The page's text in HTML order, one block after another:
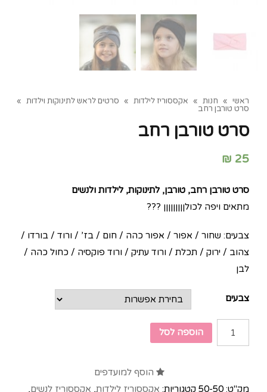
ראשי » חנות » אקססוריז לילדות » סרטים לראש לתינוקות וילדות »
סרט טורבן רחב
סרט טורבן רחב
25
₪
סרט טורבן רחב, טורבן, לתינוקות, לילדות ולנשים
מתאים ויפה לכולןןןןןןןןן ???
צבעים: שחור / אפור / אפור כהה / חום / בז’ / ורוד / בורדו /
צהוב / ירוק / תכלת / ורוד עתיק / ורוד פוקסיה / כחול כהה /
לבן
צבעים
הוספה לסל
הוסף למועדפים
מק"ט: 50-50 קטגוריות: אקססוריז לילדות, אקססוריז לנשים,